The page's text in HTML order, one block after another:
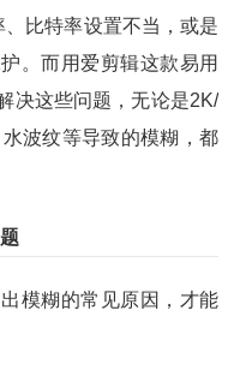
、比特率设置不当，或是
。而用爱剪辑这款易用
决这些问题，无论是2K/
波纹等导致的模糊，都
模糊的常见原因，才能